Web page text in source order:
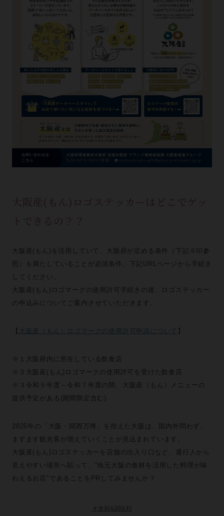
大阪産(もん)ロゴステッカーはどこでゲッ
トできるの？？
大阪産(もん)を活用していて、大阪府が定める条件（下記※印参
照）を満たしていることが必須条件。下記URLページから手続き
してください。
大阪産(もん)ロゴマークの使用許可手続きの後、ロゴステッカー
の申込みについてご案内させていただきます。
大阪産（もん）ロゴマークの使用許可申請について
※１大阪府内に所在している飲食店
※２大阪産(もん)ロゴマークの使用許可を受けた飲食店
※３令和５年度～令和７年度の間、大阪産（もん）メニューの
提供予定がある(期間限定含む)
2025年の「大阪・関西万博」を控えた大阪は、国内外問わず、
ますます観光客が増えていくことが見込まれています。
大阪産(もん)ロゴステッカーを店舗の出入り口など、通行人から
見えやすい場所へ貼って、“地元大阪の食材を活用した料理が味
わえるお店"であることをPRしてみませんか？